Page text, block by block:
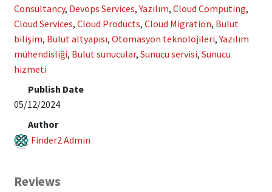
Consultancy, Devops Services,Yazılım, Cloud Computing,
Cloud Services, Cloud Products, Cloud Migration, Bulut
bilişim, Bulut altyapısı, Otomasyon teknolojileri,Yazılım
mühendisliği, Bulut sunucular, Sunucu servisi, Sunucu
hizmeti
Publish Date
05/12/2024
Author
Finder2 Admin
Reviews